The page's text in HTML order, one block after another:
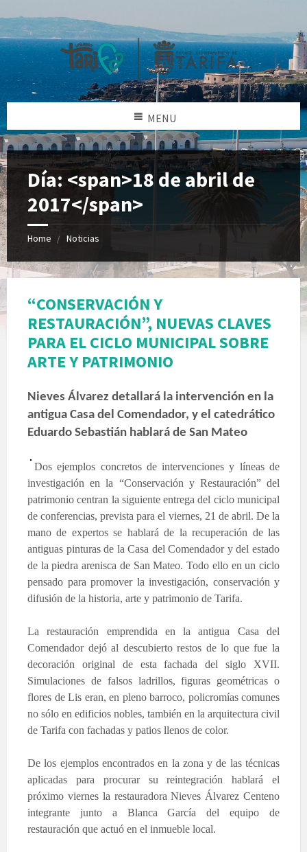
MENU
Día: <span>18 de abril de
2017</span>
Home Noticias
“CONSERVACIÓN Y
RESTAURACIÓN”, NUEVAS CLAVES
PARA EL CICLO MUNICIPAL SOBRE
ARTE Y PATRIMONIO
Nieves Álvarez detallará la intervención en la
antigua Casa del Comendador, y el catedrático
Eduardo Sebastián hablará de San Mateo
Dos ejemplos concretos de intervenciones y líneas de
investigación en la “Conservación y Restauración” del
patrimonio centran la siguiente entrega del ciclo municipal
de conferencias, prevista para el viernes, 21 de abril. De la
mano de expertos se hablará de la recuperación de las
antiguas pinturas de la Casa del Comendador y del estado
de la piedra arenisca de San Mateo. Todo ello en un ciclo
pensado para promover la investigación, conservación y
difusión de la historia, arte y patrimonio de Tarifa.
La restauración emprendida en la antigua Casa del
Comendador dejó al descubierto restos de lo que fue la
decoración original de esta fachada del siglo XVII.
Simulaciones de falsos ladrillos, figuras geométricas o
flores de Lis eran, en pleno barroco, policromías comunes
no sólo en edificios nobles, también en la arquitectura civil
de Tarifa con fachadas y patios llenos de color.
De los ejemplos encontrados en la zona y de las técnicas
aplicadas para procurar su reintegración hablará el
próximo viernes la restauradora Nieves Álvarez Centeno
integrante junto a Blanca García del equipo de
restauración que actuó en el inmueble local.